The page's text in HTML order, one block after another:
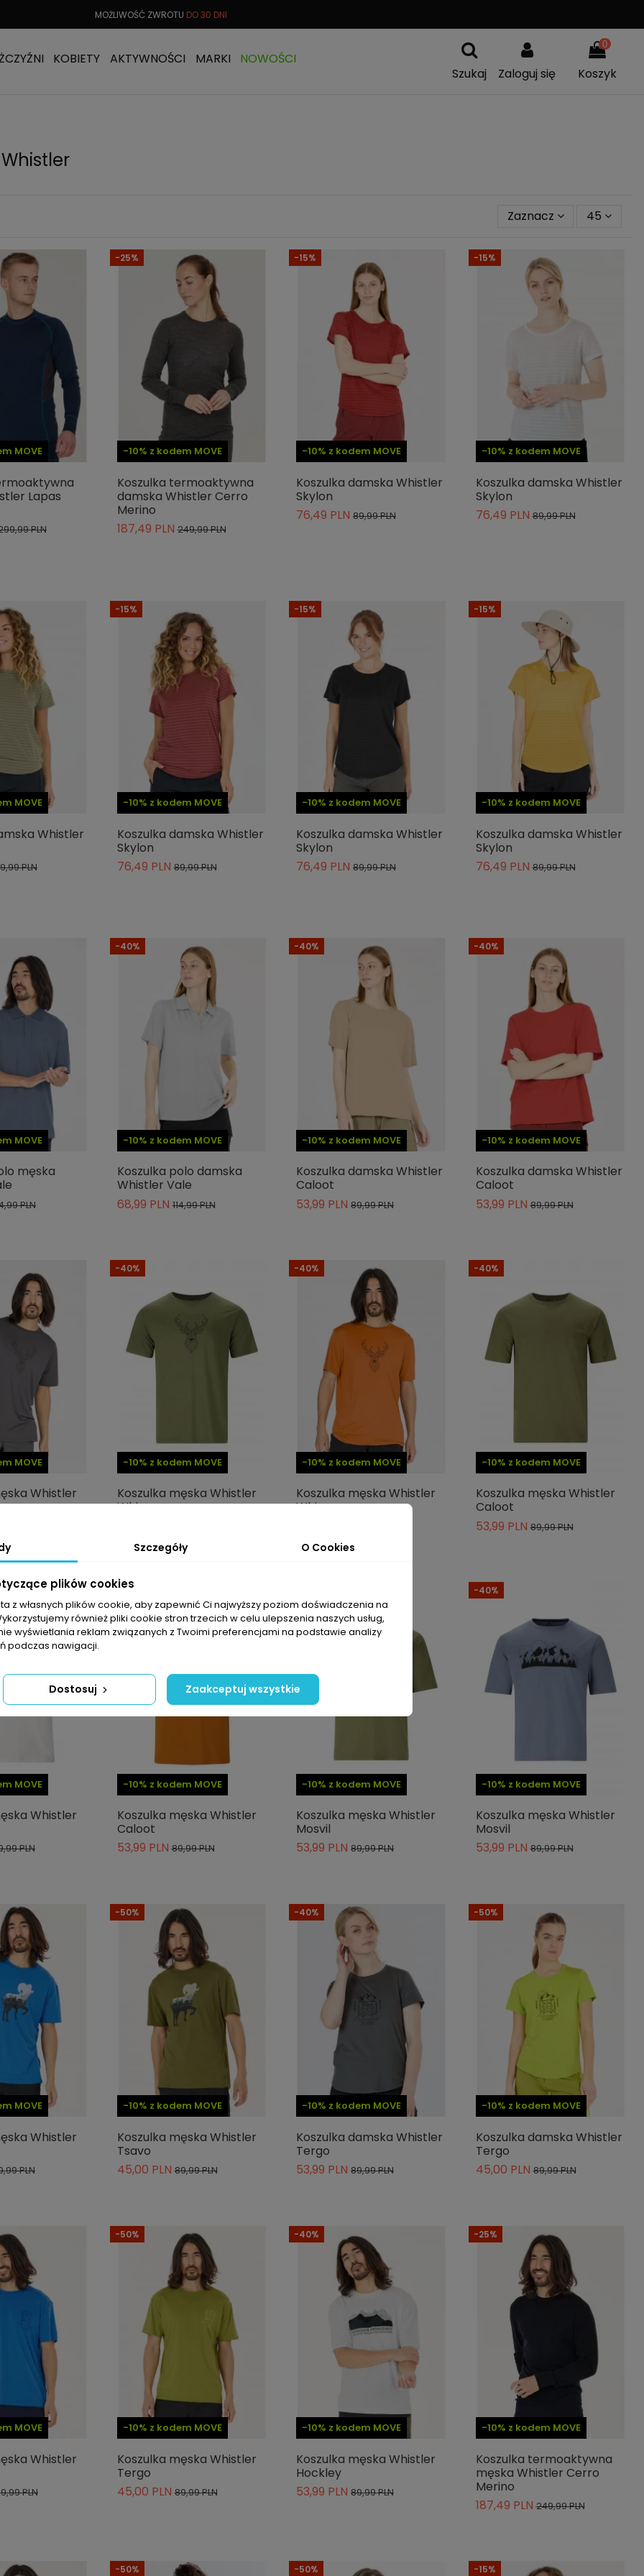
DARMOWAWYMIANA TOWARU
KOBIETY AKTYWNOŚCI MARKI
NOWOŚCI
Szukaj
Zaloguj się
0
Koszyk
Zaznacz 45
MOVE
Lapas
PLN
-10% z kodem MOVE
-25%
Koszulka termoaktywna
damska Whistler Cerro
Merino
187,49 PLN 249,99 PLN
-10% z kodem MOVE
-15%
Koszulka damska Whistler
Skylon
76,49 PLN 89,99 PLN
-10% z kodem MOVE
-15%
Koszulka damska Whistler
Skylon
76,49 PLN 89,99 PLN
MOVE
Whistler
PLN
-10% z kodem MOVE
-15%
Koszulka damska Whistler
Skylon
76,49 PLN 89,99 PLN
-10% z kodem MOVE
-15%
Koszulka damska Whistler
Skylon
76,49 PLN 89,99 PLN
-10% z kodem MOVE
-15%
Koszulka damska Whistler
Skylon
76,49 PLN 89,99 PLN
MOVE
męska
PLN
-10% z kodem MOVE
-40%
Koszulka polo damska
Whistler Vale
68,99 PLN 114,99 PLN
-10% z kodem MOVE
-40%
Koszulka damska Whistler
Caloot
53,99 PLN 89,99 PLN
-10% z kodem MOVE
-40%
Koszulka damska Whistler
Caloot
53,99 PLN 89,99 PLN
MOVE
Whistler
-10% z kodem MOVE
-40%
Koszulka męska Whistler
Whions
-10% z kodem MOVE
-40%
Koszulka męska Whistler
Whions
-10% z kodem MOVE
-40%
Koszulka męska Whistler
Caloot
53,99 PLN 89,99 PLN
MOVE
Whistler
PLN
-10% z kodem MOVE
-40%
Koszulka męska Whistler
Caloot
53,99 PLN 89,99 PLN
-10% z kodem MOVE
Koszulka męska Whistler
Mosvil
53,99 PLN 89,99 PLN
-10% z kodem MOVE
-40%
Koszulka męska Whistler
Mosvil
53,99 PLN 89,99 PLN
MOVE
Whistler
PLN
-10% z kodem MOVE
-50%
Koszulka męska Whistler
Tsavo
45,00 PLN 89,99 PLN
-10% z kodem MOVE
-40%
Koszulka damska Whistler
Tergo
53,99 PLN 89,99 PLN
-10% z kodem MOVE
-50%
Koszulka damska Whistler
Tergo
45,00 PLN 89,99 PLN
MOVE
Whistler
PLN
-10% z kodem MOVE
-50%
Koszulka męska Whistler
Tergo
45,00 PLN 89,99 PLN
-10% z kodem MOVE
-40%
Koszulka męska Whistler
Hockley
53,99 PLN 89,99 PLN
-10% z kodem MOVE
-25%
Koszulka termoaktywna
męska Whistler Cerro
Merino
187,49 PLN 249,99 PLN
-50% -50% -15%
Szczegóły O Cookies
plików cookies
z własnych plików cookie, aby zapewnić Ci najwyższy poziom doświadczenia na
również pliki cookie stron trzecich w celu ulepszenia naszych usług,
wyświetlania reklam związanych z Twoimi preferencjami na podstawie analizy
podczas nawigacji.
Dostosuj Zaakceptuj wszystkie